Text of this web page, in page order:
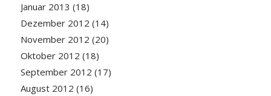
Januar 2013 (18)
Dezember 2012 (14)
November 2012 (20)
Oktober 2012 (18)
September 2012 (17)
August 2012 (16)